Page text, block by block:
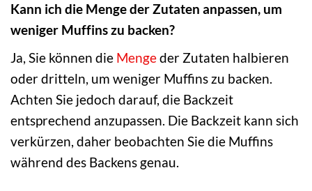
Kann ich die Menge der Zutaten anpassen, um
weniger Muffins zu backen?
Ja, Sie können die Mengeder Zutaten halbieren
oder dritteln, um weniger Muffins zu backen.
Achten Sie jedoch darauf, die Backzeit
entsprechend anzupassen. Die Backzeit kann sich
verkürzen, daher beobachten Sie die Muffins
während des Backens genau.